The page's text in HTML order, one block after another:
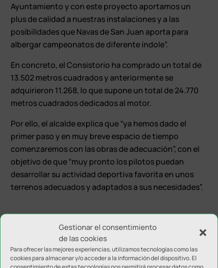
Gestionar el consentimiento
de las cookies
Para ofrecer las mejores experiencias, utilizamos tecnologías como las
cookies para almacenar y/o acceder a la información del dispositivo. El
Ayuntamiento y con este proyecto aportamos un
plus de calidad a nuestras instalaciones y a las
posibilidades que Navas de San Juan aporta para
albergar campeonatos de diferente índole”.
En concreto, el Consistorio ha comprado un total de
13.502 metros cuadrados y anteriormente se
adquirieron 11.268, lo que supone un total de 24.770
metros cuadrados dedicados al motor.
Por ello, el alcalde explica que “ya hemos dado el
primer paso y en muy breve espacio de tiempo
comenzaremos con las obras de adecuación”, con el
objetivo de que “muy pronto los pilotos puedan
desarrollar su actividad deportiva favorita en unos
terrenos adecuados y adaptados a sus necesidades”.
Enviar comentario